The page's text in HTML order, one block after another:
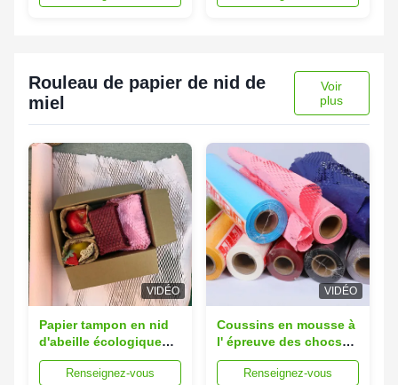
Rouleau de papier de nid de
miel
Voir
plus
VIDÉO
Papier tampon en nid
d'abeille écologique
recyclé 2 cm largeur 50
cm longueur
Renseignez-vous
VIDÉO
Coussins en mousse à
l' épreuve des chocs
de papier de nid de
miel de couleur 5 cm d'
Renseignez-vous